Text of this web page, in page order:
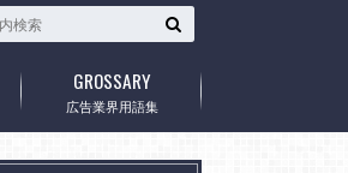
広告業界用語集
GROSSARY